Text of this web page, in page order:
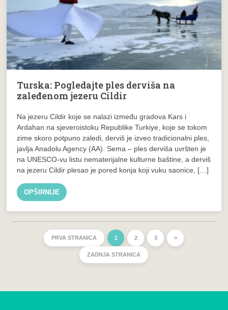
Turska: Pogledajte ples derviša na
zaleđenom jezeru Cildir
Na jezeru Cildir koje se nalazi između gradova Kars i
Ardahan na sjeveroistoku Republike Turkiye, koje se tokom
zime skoro potpuno zaledi, derviš je izveo tradicionalni ples,
javlja Anadolu Agency (AA). Sema – ples derviša uvršten je
na UNESCO-vu listu nematerijalne kulturne baštine, a derviš
na jezeru Cildir plesao je pored konja koji vuku saonice, […]
OPŠIRNIJE
PRVA STRANICA 1 2 3 >
ZADNJA STRANICA